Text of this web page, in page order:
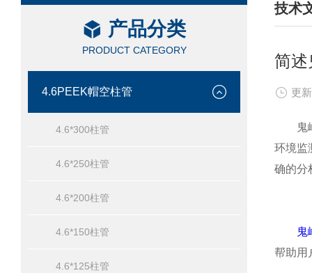
产品分类
PRODUCT CATEGORY
4.6PEEK帽空柱管
4.6*300柱管
4.6*250柱管
4.6*200柱管
4.6*150柱管
4.6*125柱管
技术
/
简
更
鬼峰
环境监
确的分
鬼
帮助用